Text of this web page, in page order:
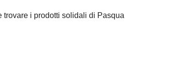
trovare i prodotti solidali di Pasqua